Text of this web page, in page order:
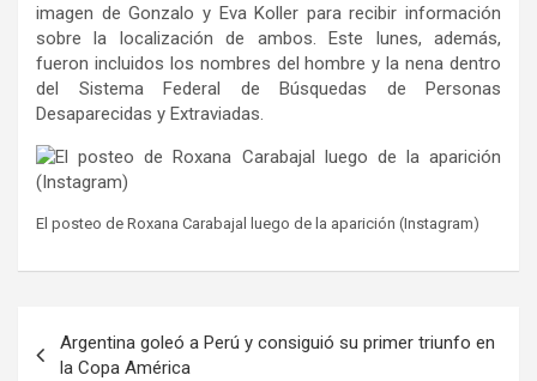
imagen de Gonzalo y Eva Koller para recibir información
sobre la localización de ambos. Este lunes, además,
fueron incluidos los nombres del hombre y la nena dentro
del Sistema Federal de Búsquedas de Personas
Desaparecidas y Extraviadas.
El posteo de Roxana Carabajal luego de la aparición (Instagram)
de
Argentina goleó a Perú y consiguió su primer triunfo en
la Copa América